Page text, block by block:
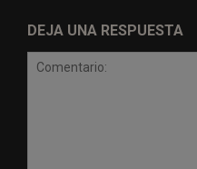
DEJA UNA RESPUESTA